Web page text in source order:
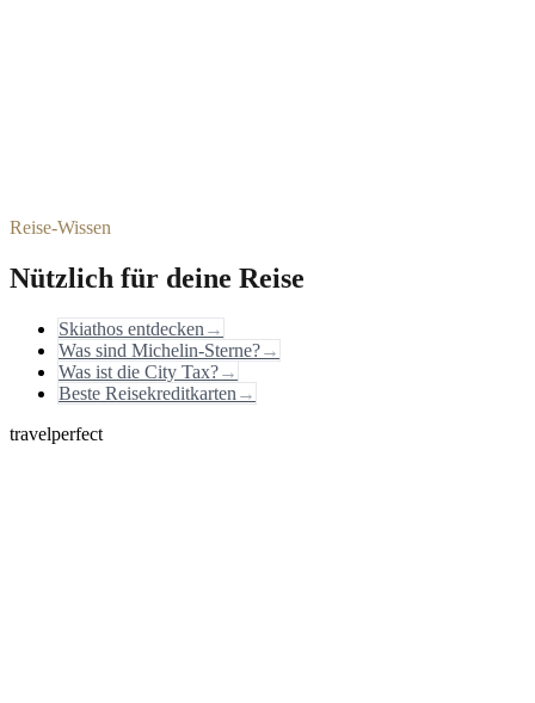
Reise-Wissen
Nützlich für deine Reise
Skiathos entdecken →
Was sind Michelin-Sterne?→
Was ist die City Tax?→
Beste Reisekreditkarten →
travelperfect